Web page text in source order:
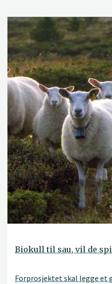
Biokull til sau, vil de
Forprosjektet skal legge et